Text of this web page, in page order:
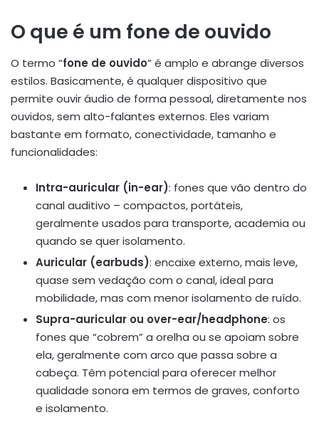
O que é um fone de ouvido
O termo “fone de ouvido” é amplo e abrange diversos
estilos. Basicamente, é qualquer dispositivo que
permite ouvir áudio de forma pessoal, diretamente nos
ouvidos, sem alto-falantes externos. Eles variam
bastante em formato, conectividade, tamanho e
funcionalidades:
Intra-auricular (in-ear): fones que vão dentro do
canal auditivo – compactos, portáteis,
geralmente usados para transporte, academia ou
quando se quer isolamento.
Auricular (earbuds): encaixe externo, mais leve,
quase sem vedação com o canal, ideal para
mobilidade, mas com menor isolamento de ruído.
Supra-auricular ou over-ear/headphone: os
fones que “cobrem” a orelha ou se apoiam sobre
ela, geralmente com arco que passa sobre a
cabeça. Têm potencial para oferecer melhor
qualidade sonora em termos de graves, conforto
e isolamento.